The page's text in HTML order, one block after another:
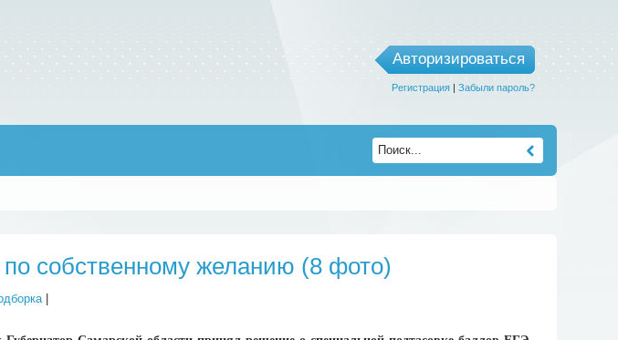
Авторизироваться
Регистрация| Забыли пароль?
собственному желанию (8 фото)
|